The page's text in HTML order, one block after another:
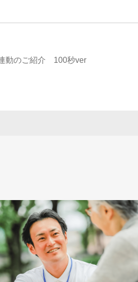
動のご紹介 100秒ver